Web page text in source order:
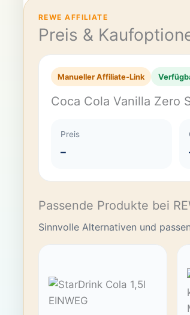
REWE AFFILIATE
Preis &
Manueller Affiliate-Link
Coca Cola Vanilla Zero
Preis
–
Passende Produkte bei
Sinnvolle Alternativen und